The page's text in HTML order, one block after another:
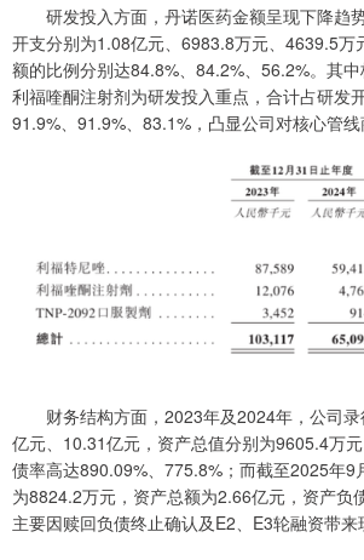
研发投入方面，丹诺医药金额呈现下降趋
开支分别为1.08亿元、6983.8万元、4639.5万
额的比例分别达84.8%、84.2%、56.2%。其
利福喹酮注射剂为研发投入重点，合计占研发
91.9%、91.9%、83.1%，凸显公司对核心管线
财务结构方面，2023年及2024年，公司录
亿元、10.31亿元，资产总值分别为9605.4万
债率高达890.09%、775.8%；而截至2025年9
为8824.2万元，资产总额为2.66亿元，资产负
主要因赎回负债终止确认及E2、E3轮融资带来